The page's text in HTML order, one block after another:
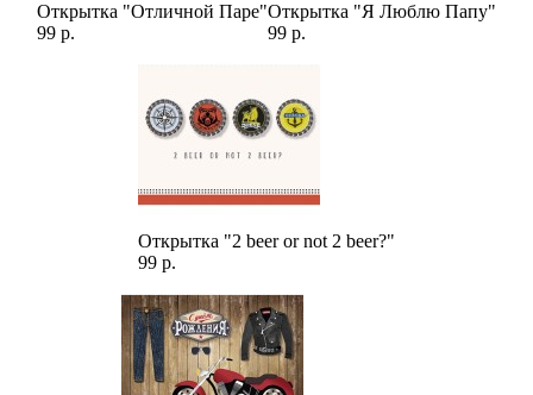
Открытка "Отличной Паре"
99 р.
Открытка "Я Люблю Папу"
99 р.
Открытка "2 beer or not 2 beer?"
99 р.